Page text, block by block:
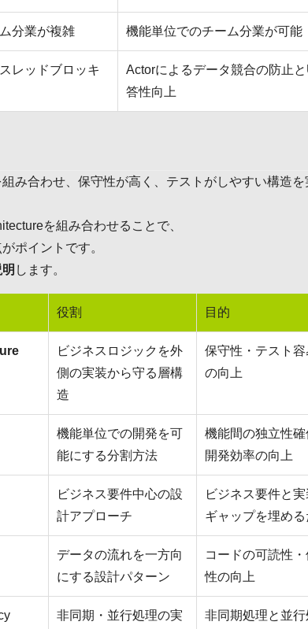
分業が複雑 機能単位でのチーム分業が可能
レッドブロッキ
Actorによるデータ競合の防止
答性向上
み合わせ、保守性が高く、テストがしやすい構造を
を組み合わせることで、
ポイントです。
します。
役割 目的
ビジネスロジックを外
側の実装から守る層構
造
保守性・テスト容
の向上
機能単位での開発を可
能にする分割方法
機能間の独立性確
開発効率の向上
ビジネス要件中心の設
計アプローチ
ビジネス要件と
ギャップを埋める
データの流れを一方向
にする設計パターン
コードの可読性・
性の向上
非同期・並行処理の実
非同期処理と並行